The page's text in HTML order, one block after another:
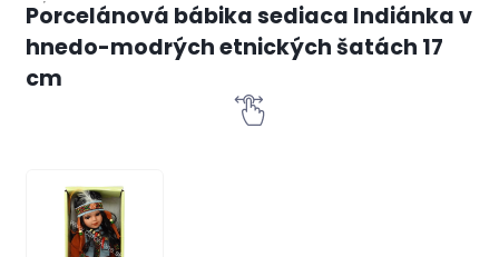
Porcelánová bábika sediaca Indiánka v
hnedo-modrých etnických šatách 17
cm